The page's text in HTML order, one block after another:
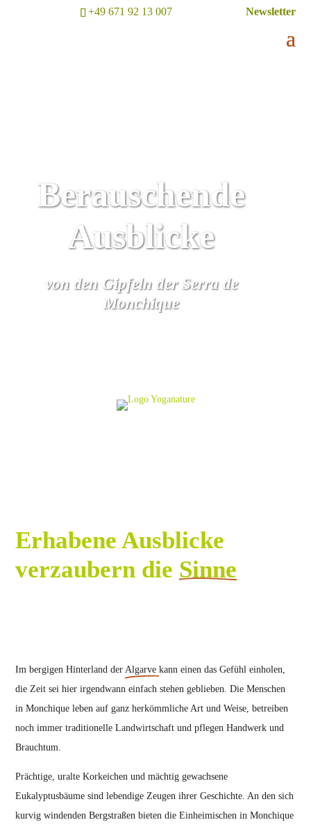
+49 671 92 13 007 Newsletter
Berauschende
Ausblicke
von den Gipfeln der Serra de
Monchique
Erhabene Ausblicke
verzaubern die Sinne
Im bergigen Hinterland derAlgarvekann einen das Gefühl einholen,
die Zeit sei hier irgendwann einfach stehen geblieben. Die Menschen
in Monchique leben auf ganz herkömmliche Art und Weise, betreiben
noch immer traditionelle Landwirtschaft und pflegen Handwerk und
Brauchtum.
Prächtige, uralte Korkeichen und mächtig gewachsene
Eukalyptusbäume sind lebendige Zeugen ihrer Geschichte. An den sich
kurvig windenden Bergstraßen bieten die Einheimischen in Monchique